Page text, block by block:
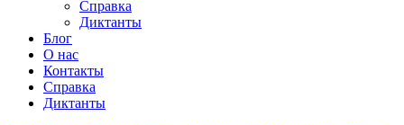
Справка
Диктанты
Блог
О нас
Контакты
Справка
Диктанты